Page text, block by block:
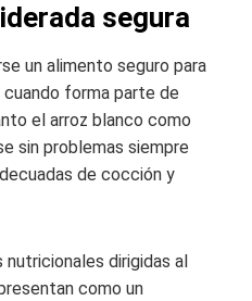
segura
un alimento seguro para
cuando forma parte de
el arroz blanco como
sin problemas siempre
de cocción y
nutricionales dirigidas al
como un